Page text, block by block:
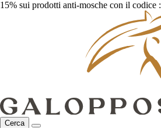
15% sui prodotti anti-mosche con il codice :
Cerca